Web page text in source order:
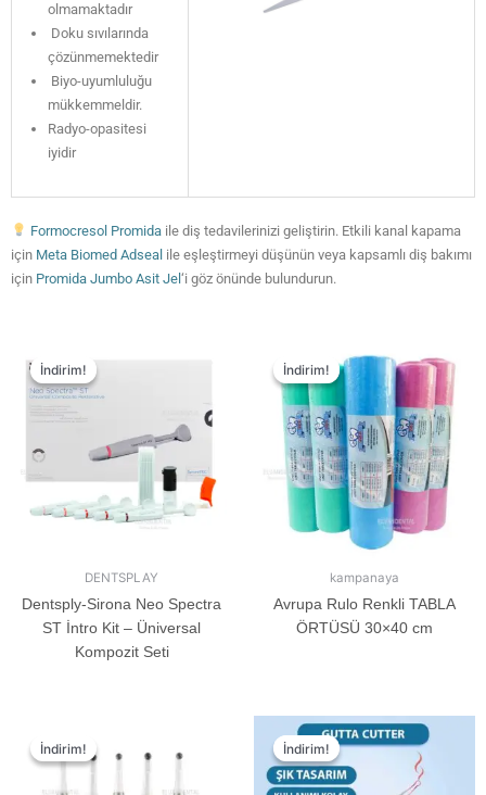
olmamaktadır
Doku sıvılarında
çözünmemektedir
Biyo-uyumluluğu
mükkemmeldir.
Radyo-opasitesi
iyidir
Formocresol Promidaile diş tedavilerinizi geliştirin. Etkili kanal kapama
için Meta Biomed Adseal ile eşleştirmeyi düşünün veya kapsamlı diş bakımı
için Promida Jumbo Asit Jel‘i göz önünde bulundurun.
İndirim!
İndirim!
DENTSPLAY
Dentsply-Sirona Neo Spectra
ST İntro Kit – Üniversal
Kompozit Seti
İndirim!
İndirim!
kampanaya
Avrupa Rulo Renkli TABLA
ÖRTÜSÜ 30×40 cm
İndirim!
İndirim! İndirim!
İndirim!